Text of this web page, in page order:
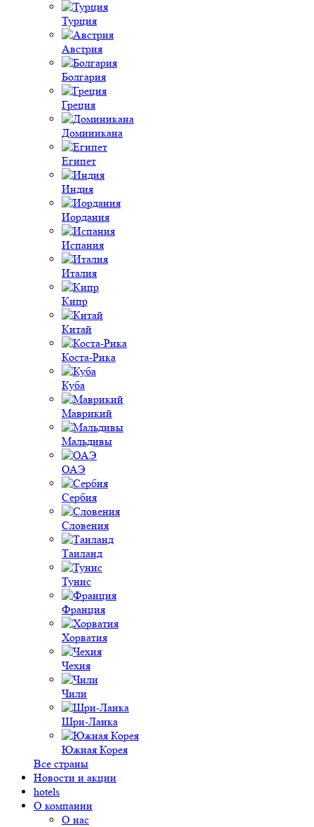
Турция
Австрия
Болгария
Греция
Доминикана
Египет
Индия
Иордания
Испания
Италия
Кипр
Китай
Коста-Рика
Куба
Маврикий
Мальдивы
ОАЭ
Сербия
Словения
Таиланд
Тунис
Франция
Хорватия
Чехия
Чили
Шри-Ланка
Южная Корея
Все страны
Новости и акции
hotels
О компании
О нас